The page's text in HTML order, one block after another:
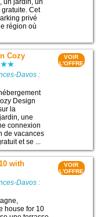
un jardin, un
Cet
privé
région où
Cozy
Davos :
Design
la
une
connexion
de vacances
et se ...
VOIR
L'OFFRE
with
Davos :
house for 10
VOIR
L'OFFRE